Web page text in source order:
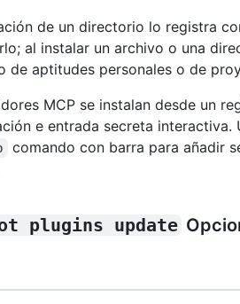
de un directorio lo registra
al instalar un archivo o una
de aptitudes personales o de
MCP se instalan desde un
e entrada secreta interactiva.
comando con barra para añadir
plugins update